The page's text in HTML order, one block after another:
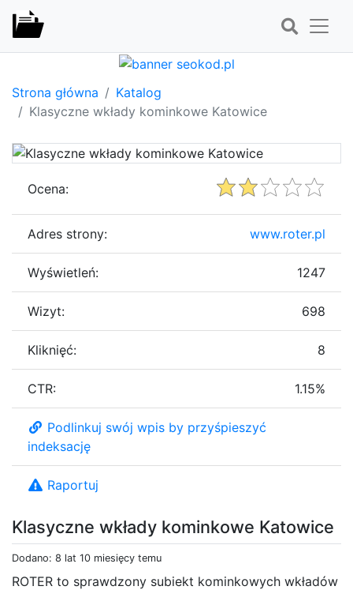
Strona główna
Katalog
Klasyczne wkłady kominkowe Katowice
Klasyczne wkłady kominkowe Katowice
Dodano: 8 lat 10 miesięcy temu
ROTER to sprawdzony subiekt kominkowych wkładów
Ocena:
Adres strony: www.roter.pl
Wyświetleń: 1247
Wizyt: 698
Kliknięć: 8
CTR: 1.15%
Podlinkuj swój wpis by przyśpieszyć
indeksację
Raportuj